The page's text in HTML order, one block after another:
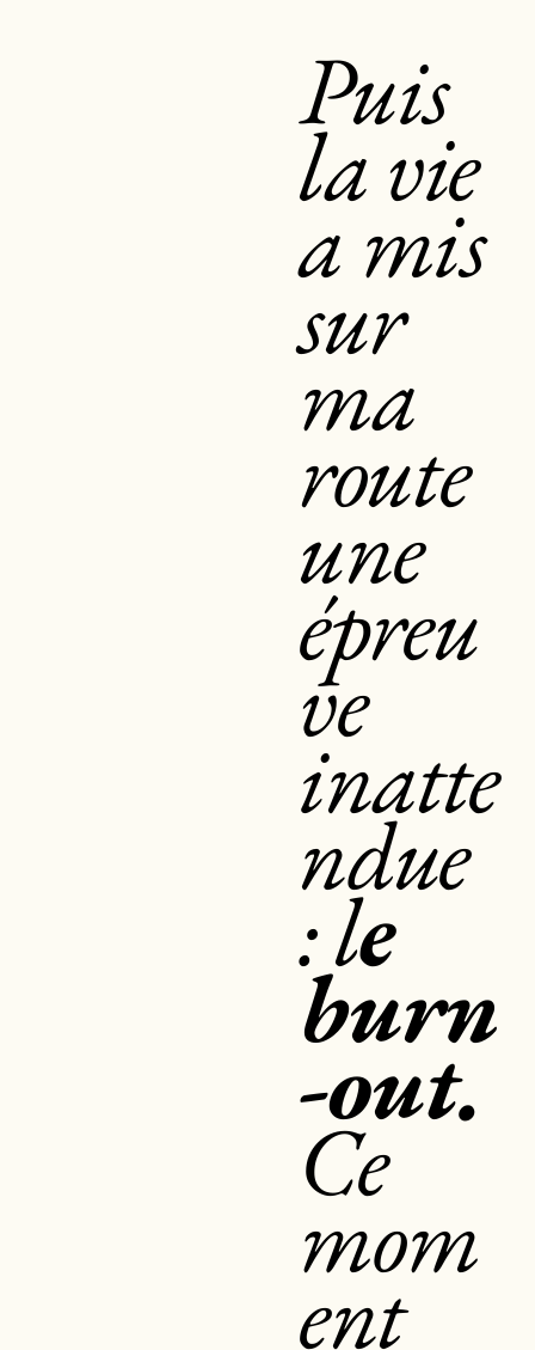
Puis
la vie
a mis
sur
ma
route
une
épreu
ve
inatte
ndue
: le
burn
-out.
Ce
mom
ent